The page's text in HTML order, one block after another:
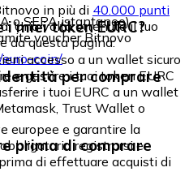
o SEPA istantaneo)
voucher Bitnovo
in più di 40.000 punti
Una volta ottenuto il tuo
da questa pagina:
coin/
miei token EURC?
accesso a un wallet sicuro
e gestire i tuoi token EURC
i tuoi EURC a un wallet
Trust Wallet o
per comprare
europee e garantire la
registrarsi e
di effettuare acquisti di
prima di comprare